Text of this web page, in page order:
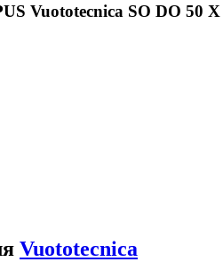
Vuototecnica SO DO 50 X
Vuototecnica